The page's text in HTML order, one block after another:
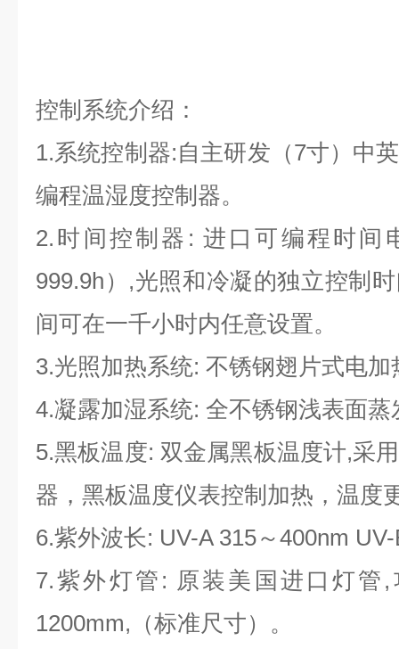
控制系统介绍：
1.系统控制器:自主研发（7寸）中
编程温湿度控制器。
2.时间控制器: 进口可编程时间
999.9h）,光照和冷凝的独立控制
间可在一千小时内任意设置。
3.光照加热系统: 不锈钢翅片式电加
4.凝露加湿系统: 全不锈钢浅表面
5.黑板温度: 双金属黑板温度计,采
器，黑板温度仪表控制加热，温度
6.紫外波长: UV-A 315～400nm
7.紫外灯管: 原装美国进口灯管
1200mm,（标准尺寸）。